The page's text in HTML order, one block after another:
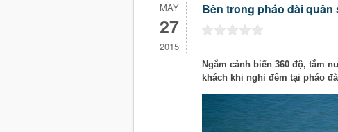
MAY
27
2015
Bên trong pháo đài
Ngắm cảnh biển 360 độ, tắm
khách khi nghỉ đêm tại pháo